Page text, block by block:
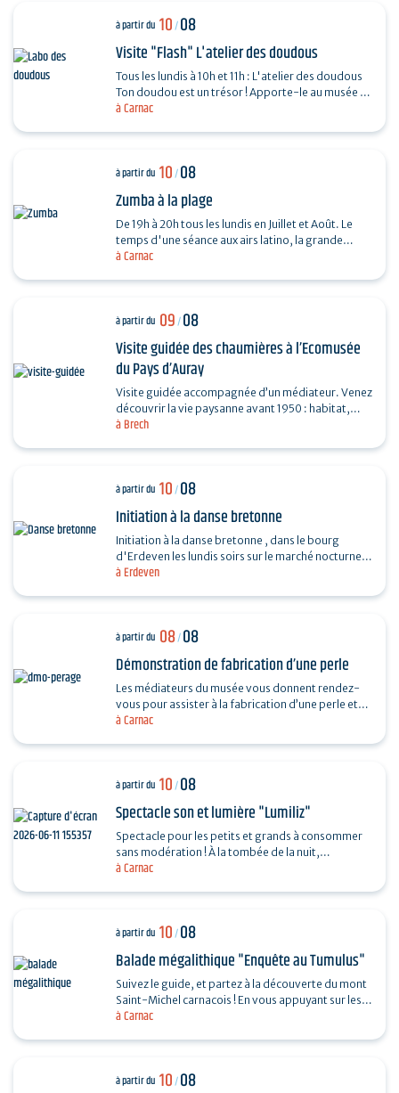
à Carnac
à partir du 10/08
Visite "Flash" L'atelier des doudous
Tous les lundis à 10h et 11h : L'atelier des doudous
Ton doudou est un trésor ! Apporte-le au musée et
étudie-le comme un objet de collection. À…
à Carnac
à partir du 10/08
Zumba à la plage
De 19h à 20h tous les lundis en Juillet et Août. Le
temps d'une séance aux airs latino, la grande
plage se transforme en dancefloor avec Francine
à Brech
à partir du 09/08
Visite guidée des chaumières à l’Ecomusée
du Pays d’Auray
Visite guidée accompagnée d’un médiateur. Venez
découvrir la vie paysanne avant 1950 : habitat,
agriculture, paysage, savoir-faire… et enrichir…
à Erdeven
à partir du 10/08
Initiation à la danse bretonne
Initiation à la danse bretonne , dans le bourg
d'Erdeven les lundis soirs sur le marché nocturne.
Gratuit. En cas de forte chaleur, l'initiation se…
à Carnac
à partir du 08/08
Démonstration de fabrication d’une perle
Les médiateurs du musée vous donnent rendez-
vous pour assister à la fabrication d’une perle et
vous dévoiler les techniques ingénieuses…
à Carnac
à partir du 10/08
Spectacle son et lumière "Lumiliz"
Spectacle pour les petits et grands à consommer
sans modération ! À la tombée de la nuit,
découvrez un spectacle de projections
à Carnac
à partir du 10/08
Balade mégalithique "Enquête au Tumulus"
Suivez le guide, et partez à la découverte du mont
Saint-Michel carnacois ! En vous appuyant sur les
découvertes archéologiques et vos observations,
à partir du 10/08